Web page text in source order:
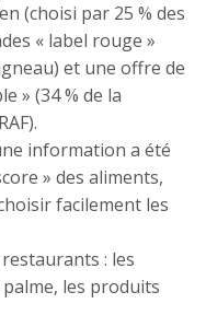
(choisi par 25 % des
« label rouge »
et une offre de
» (34 % de la
information a été
» des aliments,
facilement les
restaurants : les
les produits